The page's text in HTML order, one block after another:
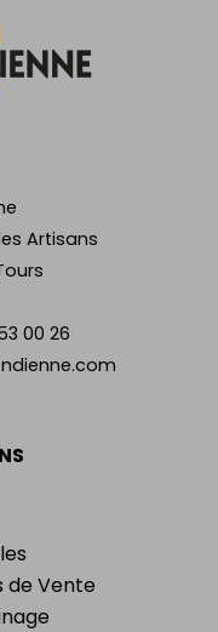
de Vente
Artisans
00 26